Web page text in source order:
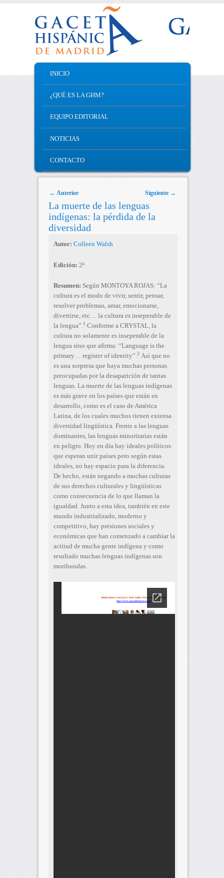
SKIP TO PRIMARY CONTENT
SKIP TO SECONDARY CONTENT
INICIO
¿QUÉ ES LA GHM?
EQUIPO EDITORIAL
NOTICIAS
CONTACTO
Post navigation
← Anterior Siguiente →
La muerte de las lenguas
indígenas: la pérdida de la
diversidad
Autor: Colleen Walsh
Edición: 2ª
Resumen: Según MONTOYA ROJAS: “La
cultura es el modo de vivir, sentir, pensar,
resolver problemas, amar, emocionarse,
divertirse, etc… la cultura es inseperable de
la lengua”. 1 Conforme a CRYSTAL, la
cultura no solamente es inseperable de la
lengua sino que afirma: “Language is the
primary… register of identity”. 2Así que no
es una sorpresa que haya muchas personas
preocupadas por la desaparición de tantas
lenguas. La muerte de las lenguas indígenas
es más grave en los países que están en
desarrollo, como es el caso de América
Latina, de los cuales muchos tienen extensa
diversidad lingüística. Frente a las lenguas
dominantes, las lenguas minoritarias están
en peligro. Hoy en día hay ideales políticos
que esperan unir países pero según estas
ideales, no hay espacio para la diferencia.
De hecho, están negando a muchas culturas
de sus derechos culturales y lingüísticas
como consecuencia de lo que llaman la
igualdad. Junto a esta idea, también en este
mundo industrializado, moderno y
competitivo, hay presiones sociales y
económicas que han comenzado a cambiar la
actitud de mucha gente indígena y como
resultado muchas lenguas indígenas son
moribundas.